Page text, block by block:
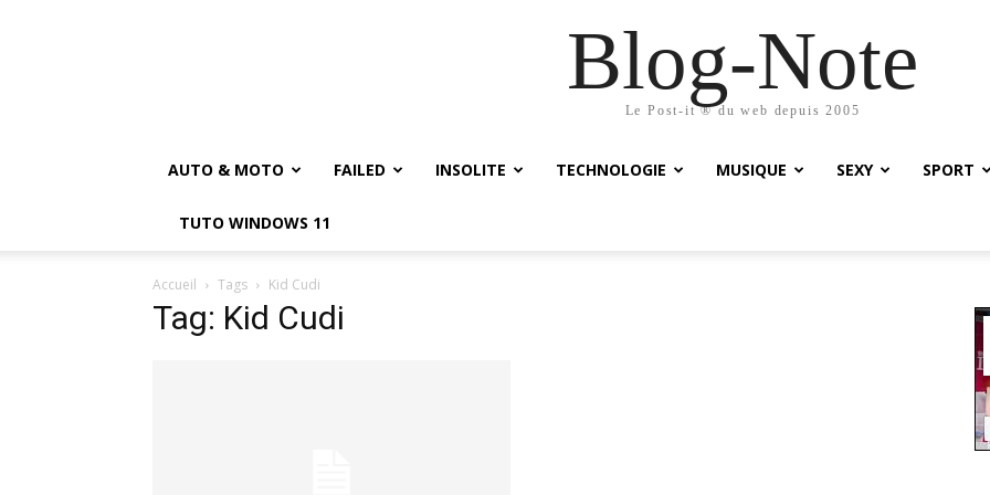
Blog-Note
Le Post-it ® du web depuis 2005
AUTO & MOTO FAILED INSOLITE TECHNOLOGIE MUSIQUE SEXY SPORT
TUTO WINDOWS 11
Accueil Tags Kid Cudi
Tag: Kid Cudi